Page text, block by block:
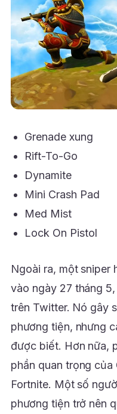
Grenade xung
Rift-To-Go
Dynamite
Mini Crash Pad
Med Mist
Lock On Pistol
Ngoài ra, một sniper
vào ngày 27 tháng
trên Twitter. Nó gây
phương tiện, nhưng
được biết. Hơn nữa,
phần quan trọng
Fortnite. Một số
phương tiện trở nên